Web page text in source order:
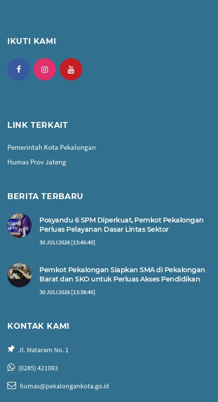
IKUTI KAMI
LINK TERKAIT
Pemerintah Kota Pekalongan
Humas Prov Jateng
BERITA TERBARU
Posyandu 6 SPM Diperkuat, Pemkot Pekalongan
Perluas Pelayanan Dasar Lintas Sektor
30 JULI 2026 [13:46:40]
Pemkot Pekalongan Siapkan SMA di Pekalongan
Barat dan SKO untuk Perluas Akses Pendidikan
30 JULI 2026 [13:38:40]
KONTAK KAMI
Jl. Mataram No. 1
(0285) 421093
humas@pekalongankota.go.id